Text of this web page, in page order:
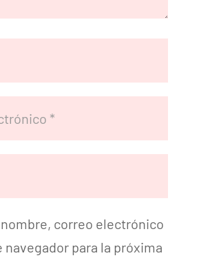
nombre, correo electrónico
navegador para la próxima